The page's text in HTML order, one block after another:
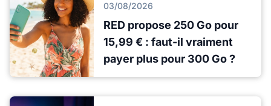
03/08/2026
RED propose 250 Go pour
15,99 € : faut-il vraiment
payer plus pour 300 Go ?